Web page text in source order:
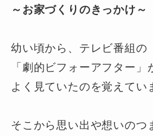
～お家づくりのきっかけ～
幼い頃から、テレビ番組の
「劇的ビフォーアフター」
よく見ていたのを覚えてい
そこから思い出や想いのつ